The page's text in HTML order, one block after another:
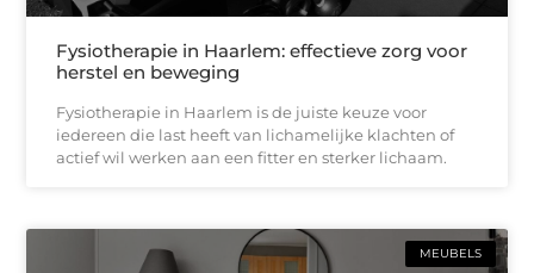
Fysiotherapie in Haarlem: effectieve zorg voor
herstel en beweging
Fysiotherapie in Haarlem is de juiste keuze voor
iedereen die last heeft van lichamelijke klachten of
actief wil werken aan een fitter en sterker lichaam.
MEUBELS